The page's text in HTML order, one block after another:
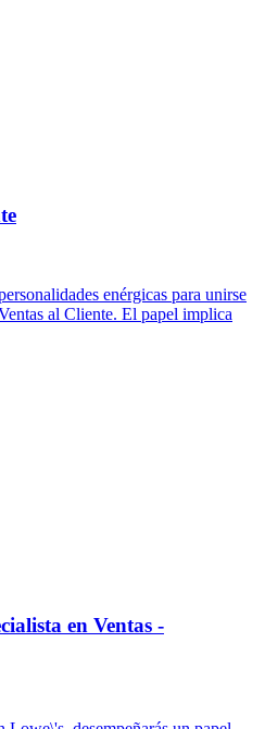
enérgicas para unirse
al Cliente. El papel implica
en Ventas -